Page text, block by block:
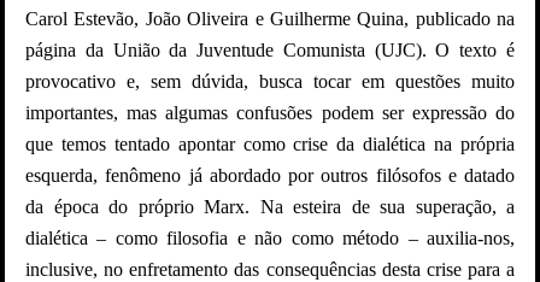
Carol Estevão, João Oliveira e Guilherme Quina, publicado na
página da União da Juventude Comunista (UJC). O texto é
provocativo e, sem dúvida, busca tocar em questões muito
importantes, mas algumas confusões podem ser expressão do
que temos tentado apontar como crise da dialética na própria
esquerda, fenômeno já abordado por outros filósofos e datado
da época do próprio Marx. Na esteira de sua superação, a
dialética – como filosofia e não como método – auxilia-nos,
inclusive, no enfretamento das consequências desta crise para a